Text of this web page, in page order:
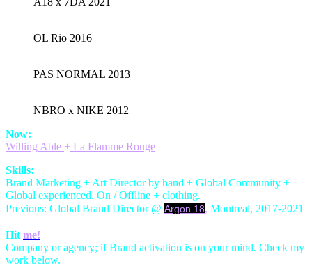
OL Rio 2016
PAS NORMAL 2013
NBRO x NIKE 2012
Now:
Willing Able + La Flamme Rouge
Skills:
Brand Marketing + Art Director by hand + Global Community +
Global experienced. On / Offline + clothing.
Previous: Global Brand Director @ Argon 18, Montreal, 2017-2021
Hit me!
Company or agency; if Brand activation is on your mind. Check my
work below.